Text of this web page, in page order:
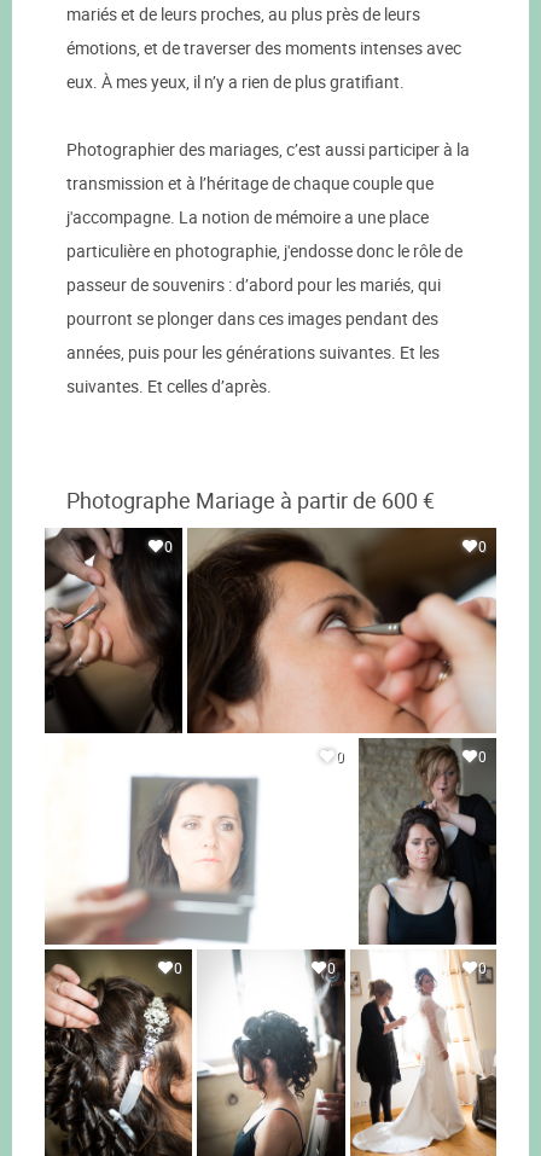
mariés et de leurs proches, au plus près de leurs
émotions, et de traverser des moments intenses avec
eux. À mes yeux, il n’y a rien de plus gratifiant.
Photographier des mariages, c’est aussi participer à la
transmission et à l’héritage de chaque couple que
j'accompagne. La notion de mémoire a une place
particulière en photographie, j'endosse donc le rôle de
passeur de souvenirs : d’abord pour les mariés, qui
pourront se plonger dans ces images pendant des
années, puis pour les générations suivantes. Et les
suivantes. Et celles d’après.
Photographe Mariage à partir de 600 €
0 0
0 0
0 0 0